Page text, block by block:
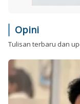
Opini
Tulisan terbaru dan